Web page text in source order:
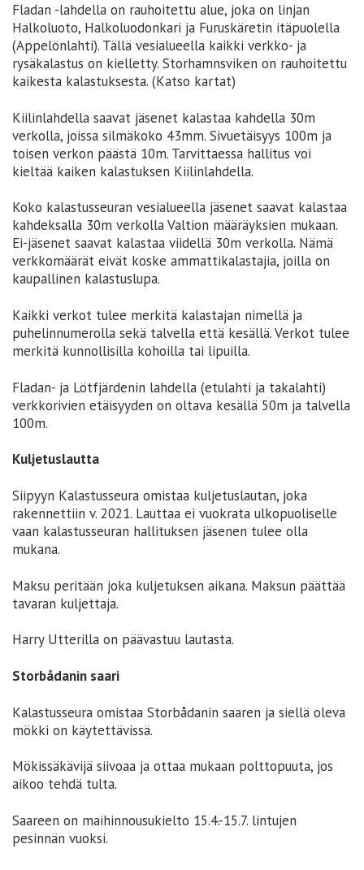
Fladan -lahdella on rauhoitettu alue, joka on linjan
Halkoluoto, Halkoluodonkari ja Furuskäretin itäpuolella
(Appelönlahti). Tällä vesialueella kaikki verkko- ja
rysäkalastus on kielletty. Storhamnsviken on rauhoitettu
kaikesta kalastuksesta. (Katso kartat)
Kiilinlahdella saavat jäsenet kalastaa kahdella 30m
verkolla, joissa silmäkoko 43mm. Sivuetäisyys 100m ja
toisen verkon päästä 10m. Tarvittaessa hallitus voi
kieltää kaiken kalastuksen Kiilinlahdella.
Koko kalastusseuran vesialueella jäsenet saavat kalastaa
kahdeksalla 30m verkolla Valtion määräyksien mukaan.
Ei-jäsenet saavat kalastaa viidellä 30m verkolla. Nämä
verkkomäärät eivät koske ammattikalastajia, joilla on
kaupallinen kalastuslupa.
Kaikki verkot tulee merkitä kalastajan nimellä ja
puhelinnumerolla sekä talvella että kesällä. Verkot tulee
merkitä kunnollisilla kohoilla tai lipuilla.
Fladan- ja Lötfjärdenin lahdella (etulahti ja takalahti)
verkkorivien etäisyyden on oltava kesällä 50m ja talvella
100m.
Kuljetuslautta
Siipyyn Kalastusseura omistaa kuljetuslautan, joka
rakennettiin v. 2021. Lauttaa ei vuokrata ulkopuoliselle
vaan kalastusseuran hallituksen jäsenen tulee olla
mukana.
Maksu peritään joka kuljetuksen aikana. Maksun päättää
tavaran kuljettaja.
Harry Utterilla on päävastuu lautasta.
Storbådanin saari
Kalastusseura omistaa Storbådanin saaren ja siellä oleva
mökki on käytettävissä.
Mökissäkävijä siivoaa ja ottaa mukaan polttopuuta, jos
aikoo tehdä tulta.
Saareen on maihinnousukielto 15.4.-15.7. lintujen
pesinnän vuoksi.